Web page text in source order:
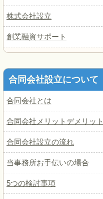
株式会社設立
創業融資サポート
合同会社設立について
合同会社とは
合同会社メリットデメリット
合同会社設立の流れ
当事務所お手伝いの場合
5つの検討事項